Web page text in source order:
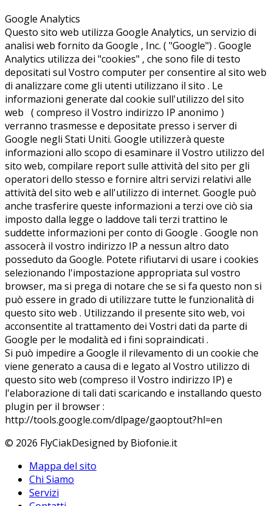
Google Analytics
Questo sito web utilizza Google Analytics, un servizio di
analisi web fornito da Google , Inc. ( "Google") . Google
Analytics utilizza dei "cookies" , che sono file di testo
depositati sul Vostro computer per consentire al sito web
di analizzare come gli utenti utilizzano il sito . Le
informazioni generate dal cookie sull'utilizzo del sito
web ( compreso il Vostro indirizzo IP anonimo )
verranno trasmesse e depositate presso i server di
Google negli Stati Uniti. Google utilizzerà queste
informazioni allo scopo di esaminare il Vostro utilizzo del
sito web, compilare report sulle attività del sito per gli
operatori dello stesso e fornire altri servizi relativi alle
attività del sito web e all'utilizzo di internet. Google può
anche trasferire queste informazioni a terzi ove ciò sia
imposto dalla legge o laddove tali terzi trattino le
suddette informazioni per conto di Google . Google non
assocerà il vostro indirizzo IP a nessun altro dato
posseduto da Google. Potete rifiutarvi di usare i cookies
selezionando l'impostazione appropriata sul vostro
browser, ma si prega di notare che se si fa questo non si
può essere in grado di utilizzare tutte le funzionalità di
questo sito web . Utilizzando il presente sito web, voi
acconsentite al trattamento dei Vostri dati da parte di
Google per le modalità ed i fini sopraindicati .
Si può impedire a Google il rilevamento di un cookie che
viene generato a causa di e legato al Vostro utilizzo di
questo sito web (compreso il Vostro indirizzo IP) e
l'elaborazione di tali dati scaricando e installando questo
plugin per il browser :
http://tools.google.com/dlpage/gaoptout?hl=en
© 2026 FlyCiakDesigned by Biofonie.it
Mappa del sito
Chi Siamo
Servizi